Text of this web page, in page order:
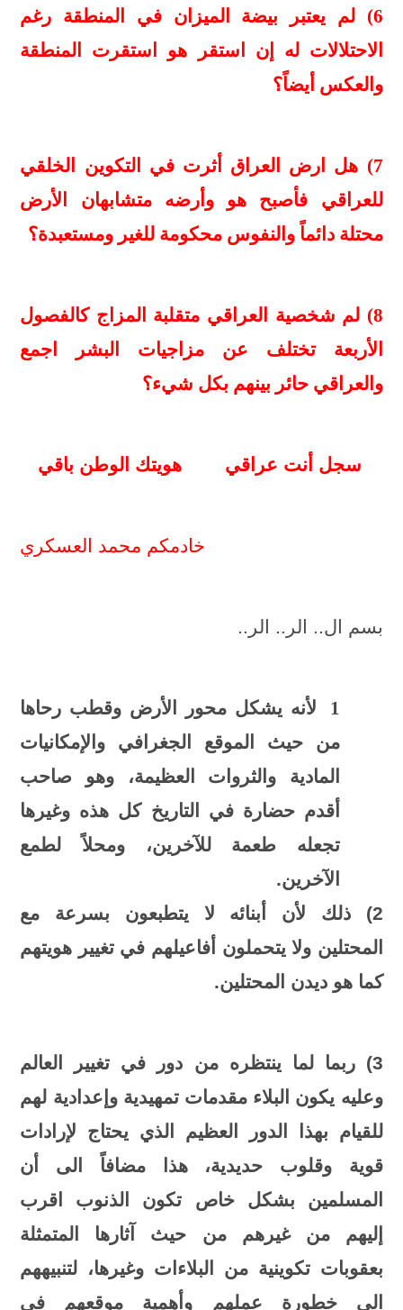
6) لم يعتبر بيضة الميزان في المنطقة رغم
الاحتلالات له إن استقر هو استقرت المنطقة
والعكس أيضاً؟
7) هل ارض العراق أثرت في التكوين الخلقي
للعراقي فأصبح هو وأرضه متشابهان الأرض
محتلة دائماً والنفوس محكومة للغير ومستعبدة؟
8) لم شخصية العراقي متقلبة المزاج كالفصول
الأربعة تختلف عن مزاجيات البشر اجمع
والعراقي حائر بينهم بكل شيء؟
سجل أنت عراقي هويتك الوطن باقي
خادمكم محمد العسكري
بسم ال.. الر.. الر..
1 لأنه يشكل محور الأرض وقطب رحاها
من حيث الموقع الجغرافي والإمكانيات
المادية والثروات العظيمة، وهو صاحب
أقدم حضارة في التاريخ كل هذه وغيرها
تجعله طعمة للآخرين، ومحلاً لطمع
الآخرين.
2) ذلك لأن أبنائه لا يتطبعون بسرعة مع
المحتلين ولا يتحملون أفاعيلهم في تغيير هويتهم
كما هو ديدن المحتلين.
3) ربما لما ينتظره من دور في تغيير العالم
وعليه يكون البلاء مقدمات تمهيدية وإعدادية لهم
للقيام بهذا الدور العظيم الذي يحتاج لإرادات
قوية وقلوب حديدية، هذا مضافاً الى أن
المسلمين بشكل خاص تكون الذنوب اقرب
إليهم من غيرهم من حيث آثارها المتمثلة
بعقوبات تكوينية من البلاءات وغيرها، لتنبيههم
الى خطورة عملهم وأهمية موقعهم في